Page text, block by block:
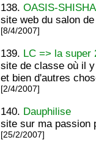
138.OASIS-
site web du salon
[8/4/2007]
139. LC => la super
site de classe où il
et bien d'autres
[2/4/2007]
140. Dauphilise
site sur ma passion
[25/2/2007]